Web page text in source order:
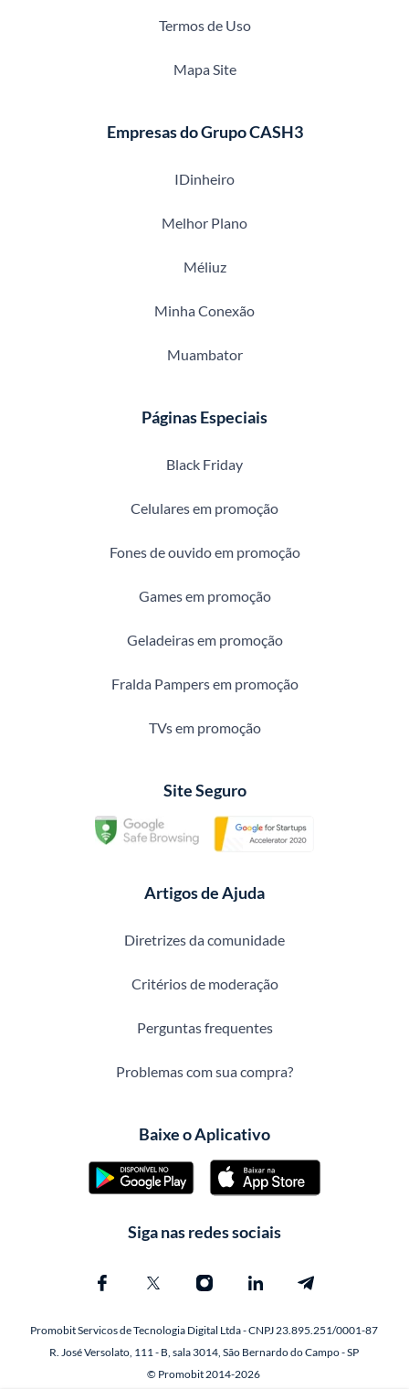
Termos de Uso
Mapa Site
Empresas do Grupo CASH3
IDinheiro
Melhor Plano
Méliuz
Minha Conexão
Muambator
Páginas Especiais
Black Friday
Celulares em promoção
Fones de ouvido em promoção
Games em promoção
Geladeiras em promoção
Fralda Pampers em promoção
TVs em promoção
Site Seguro
Artigos de Ajuda
Diretrizes da comunidade
Critérios de moderação
Perguntas frequentes
Problemas com sua compra?
Baixe o Aplicativo
Siga nas redes sociais
Promobit Servicos de Tecnologia Digital Ltda - CNPJ 23.895.251/0001-87
R. José Versolato, 111 - B, sala 3014, São Bernardo do Campo - SP
© Promobit 2014-2026